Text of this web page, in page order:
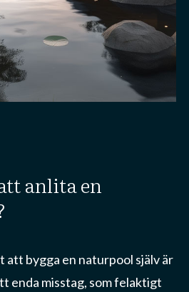
att bygga en naturpool själv är
enda misstag, som felaktigt